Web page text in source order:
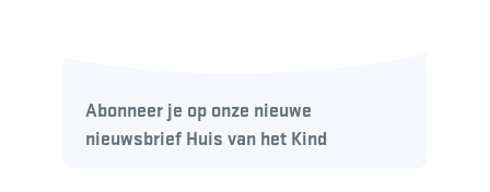
Abonneer je op onze nieuwe
nieuwsbrief Huis van het Kind